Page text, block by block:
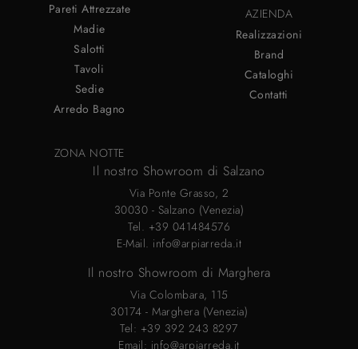
Pareti Attrezzate
Madie
Salotti
Tavoli
Sedie
Arredo Bagno
ZONA NOTTE
AZIENDA
Realizzazioni
Brand
Cataloghi
Contatti
Il nostro Showroom di Salzano
Via Ponte Grasso, 2
30030 - Salzano (Venezia)
Tel. +39 041484576
E-Mail. info@arpiarreda.it
Il nostro Showroom di Marghera
Via Colombara, 115
30174 - Marghera (Venezia)
Tel: +39 392 243 8297
Email: info@arpiarreda.it